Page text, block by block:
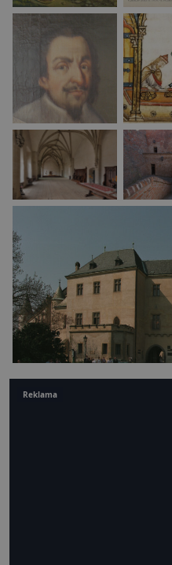
Reklama